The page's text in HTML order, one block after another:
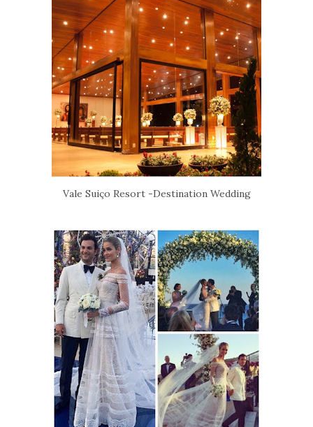
Vale Suiço Resort -Destination Wedding